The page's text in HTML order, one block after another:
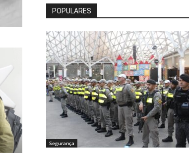
POPULARES
Segurança